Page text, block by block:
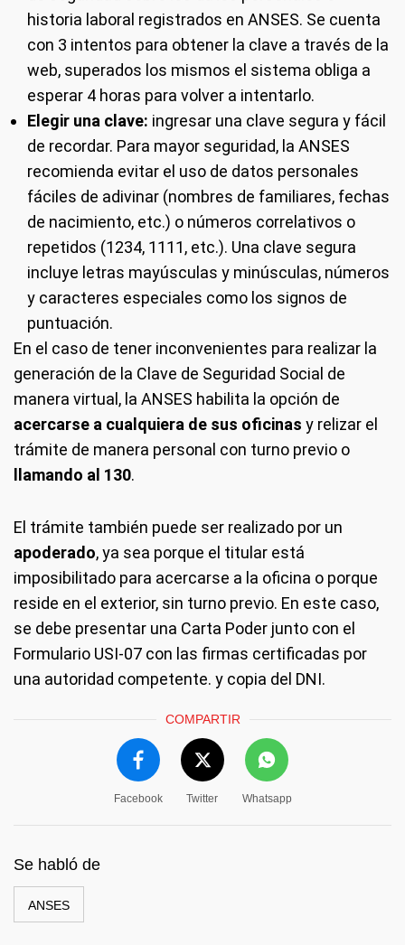
historia laboral registrados en ANSES. Se cuenta
con 3 intentos para obtener la clave a través de la
web, superados los mismos el sistema obliga a
esperar 4 horas para volver a intentarlo.
Elegir una clave: ingresar una clave segura y fácil
de recordar. Para mayor seguridad, la ANSES
recomienda evitar el uso de datos personales
fáciles de adivinar (nombres de familiares, fechas
de nacimiento, etc.) o números correlativos o
repetidos (1234, 1111, etc.). Una clave segura
incluye letras mayúsculas y minúsculas, números
y caracteres especiales como los signos de
puntuación.
En el caso de tener inconvenientes para realizar la
generación de la Clave de Seguridad Social de
manera virtual, la ANSES habilita la opción de
acercarse a cualquiera de sus oficinas y relizar el
trámite de manera personal con turno previo o
llamando al 130.
El trámite también puede ser realizado por un
apoderado, ya sea porque el titular está
imposibilitado para acercarse a la oficina o porque
reside en el exterior, sin turno previo. En este caso,
se debe presentar una Carta Poder junto con el
Formulario USI-07 con las firmas certificadas por
una autoridad competente. y copia del DNI.
COMPARTIR
Facebook Twitter Whatsapp
Se habló de
ANSES